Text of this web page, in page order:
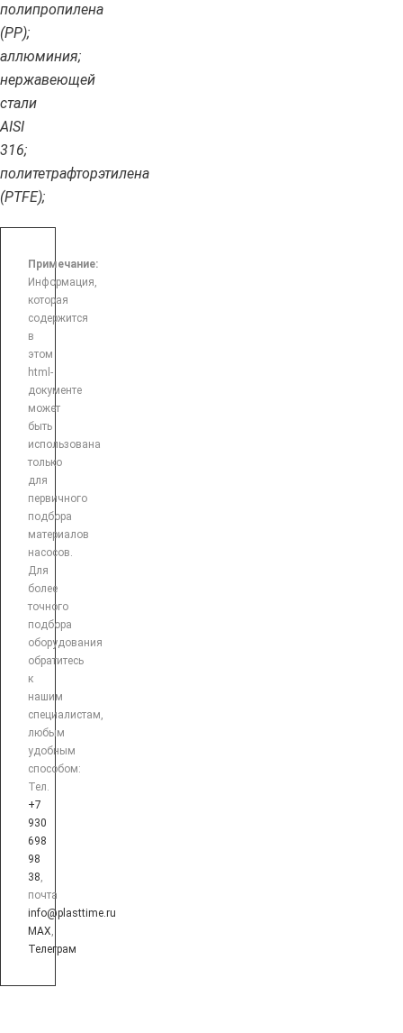
полипропилена
(PP);
аллюминия;
нержавеющей
стали
AISI
316;
политетрафторэтилена
(PTFE);
Примечание:
Информация,
которая
содержится
в
этом
html-
документе
может
быть
использована
только
для
первичного
подбора
материалов
насосов.
Для
более
точного
подбора
оборудования
обратитесь
к
нашим
специалистам,
любым
удобным
способом:
Тел.
+7
930
698
98
38,
почта
info@plasttime.ru
MAX,
Телеграм